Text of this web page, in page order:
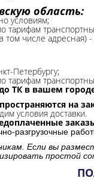
область:
условиям;
тарифам
том числе
Петербургу;
тарифам
ТК в вашем
на
условия доставки.
разгрузочные
Если вы
простой